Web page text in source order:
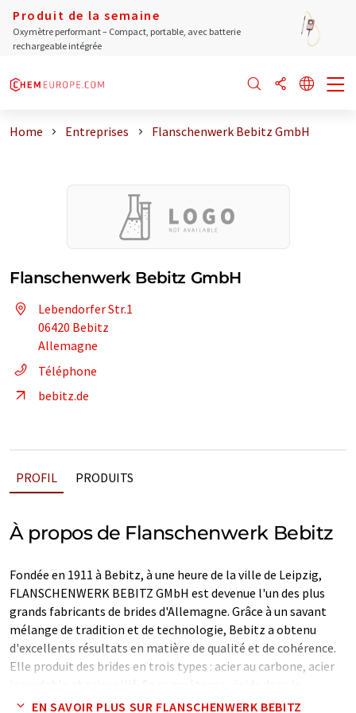
Produit de la semaine
Oxymètre performant – Compact, portable, avec batterie
rechargeable intégrée
Home Entreprises Flanschenwerk Bebitz GmbH
Flanschenwerk Bebitz GmbH
Lebendorfer Str.1
06420 Bebitz
Allemagne
Téléphone
bebitz.de
PROFIL PRODUITS
À propos de Flanschenwerk Bebitz
Fondée en 1911 à Bebitz, à une heure de la ville de Leipzig,
FLANSCHENWERK BEBITZ GMbH est devenue l'un des plus
grands fabricants de brides d'Allemagne. Grâce à un savant
mélange de tradition et de technologie, Bebitz a obtenu
d'excellents résultats en matière de qualité et de cohérence.
Elle produit des brides en trois types : acier au carbone, acier
fabrication de ces brides dans une variété de normes telles
EN SAVOIR PLUS SUR FLANSCHENWERK BEBITZ